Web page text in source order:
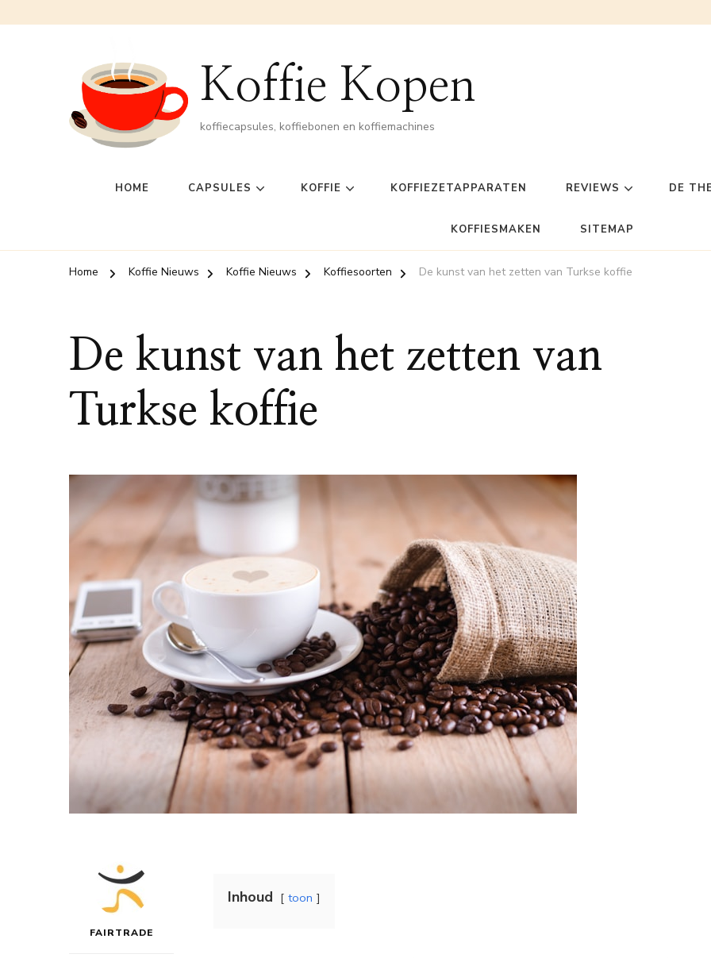
Koffie Kopen
koffiecapsules, koffiebonen en koffiemachines
HOME CAPSULES KOFFIE KOFFIEZETAPPARATEN REVIEWS DE
KOFFIESMAKEN SITEMAP
Home Koffie Nieuws Koffie Nieuws Koffiesoorten De kunst van het zetten van Turkse koffie
De kunst van het zetten van
Turkse koffie
FAIRTRADE
Inhoud toon